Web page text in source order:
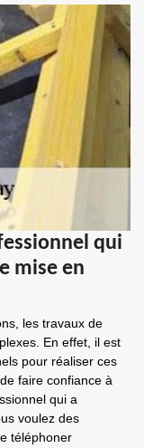
qui
mise en
les travaux de
En effet, il est
pour réaliser ces
faire confiance à
qui a
voulez des
téléphoner